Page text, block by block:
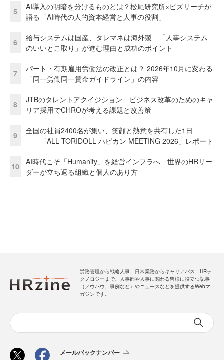
5
AI導入の明暗を分けるものとは？松尾研究所×ビズリーチが
語る「AI時代の人的資本経営と人事の役割」
6
給与システムは国産、タレマネは海外製 「人事システム
のいいとこ取り」が進む理由と成功のポイント
7
パート・有期雇用労働法の改正とは？ 2026年10月に変わる
「同一労働同一賃金ガイドライン」の内容
8
JTBのタレントアクイジション ビジネス改革のためのキャ
リア採用でCHROが考える課題と改善策
9
全国の社員2400名が集い、笑顔と熱意を共有した1日
――「ALL TORIDOLL ハピカン MEETING 2026」レポート
10
AI時代こそ「Humanity」を経営インフラへ 世界のHRリー
ダーが立ち返る組織と個人のあり方
労務管理から戦略人事、日常業務からキャリアパス、HRテ
クノロジーまで、人事部や人事に関わる皆様に役立つ記事
（ノウハウ、事例など）やニュースなどを提供するWebマ
ガジンです。
メールバックナンバー